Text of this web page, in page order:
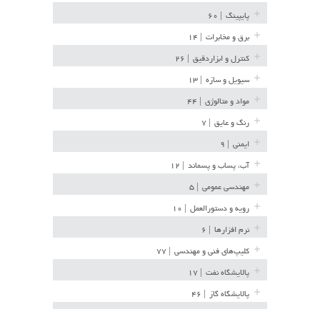
پایپینگ
برق و مخابرات
کنترل و ابزاردقیق
سیویل و سازه
مواد و متالوژی
رنگ و عایق
ایمنی
آب، پساب و پسماند
مهندسی عمومی
رویه و دستورالعمل
نرم افزارها
کلیپ‌های فنی و مهندسی
پالایشگاه نفت
پالایشگاه گاز